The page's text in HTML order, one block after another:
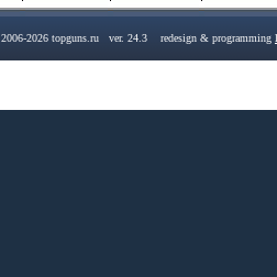
2006-2026 topguns.ru ver. 24.3 redesign & programming